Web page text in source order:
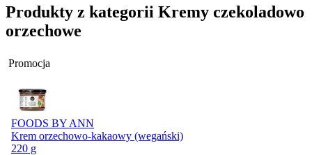
Produkty z kategorii Kremy czekoladowo
orzechowe
Promocja
FOODS BY ANN
Krem orzechowo-kakaowy (wegański)
220 g